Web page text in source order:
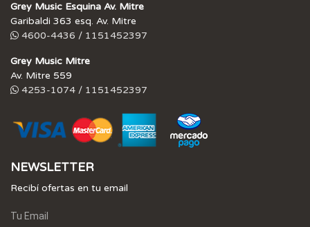
Grey Music Esquina Av. Mitre
Garibaldi 363 esq. Av. Mitre
4600-4436 / 1151452397
Grey Music Mitre
Av. Mitre 559
4253-1074 / 1151452397
NEWSLETTER
Recibí ofertas en tu email